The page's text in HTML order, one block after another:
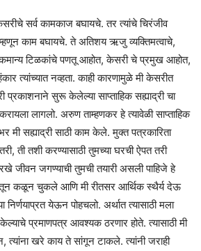
सर्व कामकाज बघायचे. तर त्यांचे चिरंजीव
काम बघायचे. ते अतिशय ऋजु व्यक्तिमत्वाचे,
टिळकांचे पणतू आहोत, केसरी चे प्रमुख आहोत,
त्यांच्यात नव्हता. काही कारणामुळे मी केसरीत
सुरू केलेल्या साप्ताहिक सह्याद्री चा
लागलो. अरुण ताम्हणकर हे त्यावेळी साप्ताहिक
मी सह्याद्री साठी काम केले. मुक्त पत्रकारिता
ती तशी करण्यासाठी तुमच्या घरची ऐपत तरी
जीवन जगण्याची तुमची तयारी असली पाहिजे हे
कळून चुकले आणि मी रीतसर आर्थिक स्थैर्य देऊ
येऊन पोहचलो. अर्थात त्यासाठी मला
प्रमाणपत्र आवश्यक ठरणार होते. त्यासाठी मी
खरे काय ते सांगून टाकले. त्यांनी जराही